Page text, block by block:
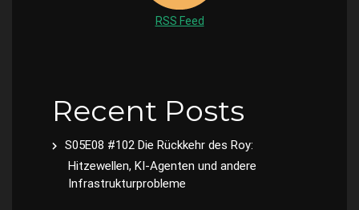
RSS Feed
Recent Posts
S05E08 #102 Die Rückkehr des Roy:
Hitzewellen, KI-Agenten und andere
Infrastrukturprobleme